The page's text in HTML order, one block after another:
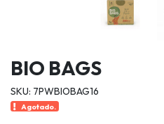
BIO BAGS
SKU: 7PWBIOBAG16
Agotado.